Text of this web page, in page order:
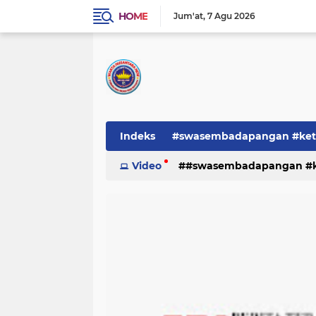
HOME Jum'at 7 Agu 2026
Indeks #swasembadapangan
Pemerintah PEMERINTAHAN
Video #swasembadapangan